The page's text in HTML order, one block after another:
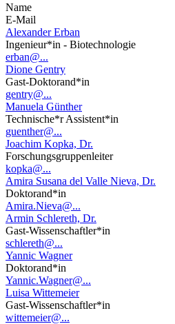
Name
E-Mail
Alexander Erban
Ingenieur*in - Biotechnologie
erban@...
Dione Gentry
Gast-Doktorand*in
gentry@...
Manuela Günther
Technische*r Assistent*in
guenther@...
Joachim Kopka, Dr.
Forschungsgruppenleiter
kopka@...
Amira Susana del Valle Nieva, Dr.
Doktorand*in
Amira.Nieva@...
Armin Schlereth, Dr.
Gast-Wissenschaftler*in
schlereth@...
Yannic Wagner
Doktorand*in
Yannic.Wagner@...
Luisa Wittemeier
Gast-Wissenschaftler*in
wittemeier@...